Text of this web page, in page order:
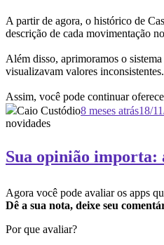
A partir de agora, o histórico de
descrição de cada movimentação
Além disso, aprimoramos o
visualizavam valores
Assim, você pode continuar
Caio Custódio8 meses atrás18/
novidades
Sua opinião importa:
Agora você pode avaliar os apps
Dê a sua nota, deixe seu
Por que avaliar?